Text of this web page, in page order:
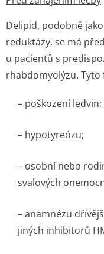
Delipid, podobně
reduktázy, se má
u pacientů s
rhabdomyolýzu.
– poškození ledvin;
– hypotyreózu;
– osobní nebo
svalových
– anamnézu
jiných inhibitorů